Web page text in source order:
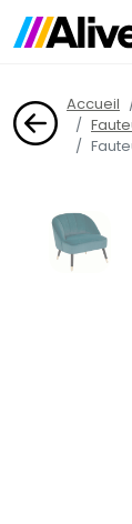
Accueil